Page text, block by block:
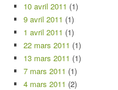
10 avril 2011 (1)
9 avril 2011 (1)
1 avril 2011 (1)
22 mars 2011 (1)
13 mars 2011 (1)
7 mars 2011 (1)
4 mars 2011 (2)